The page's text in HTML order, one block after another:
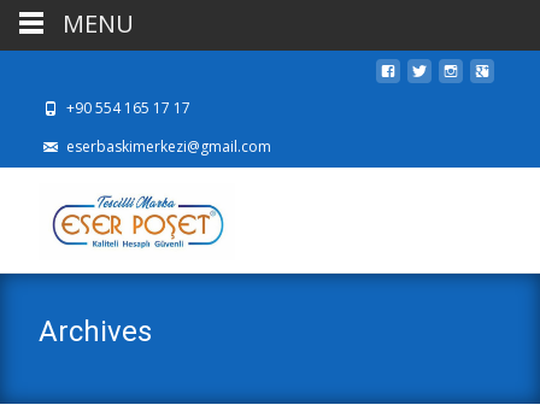
+90 554 165 17 17
eserbaskimerkezi@gmail.com
Archives
MENU